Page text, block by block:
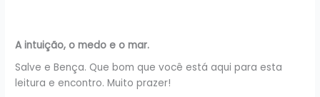
A intuição, o medo e o mar.
Salve e Bença. Que bom que você está aqui para esta
leitura e encontro. Muito prazer!